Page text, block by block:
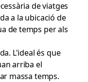
de viatges
a la ubicació de
de temps per als
L'ideal és que
arriba el
massa temps.